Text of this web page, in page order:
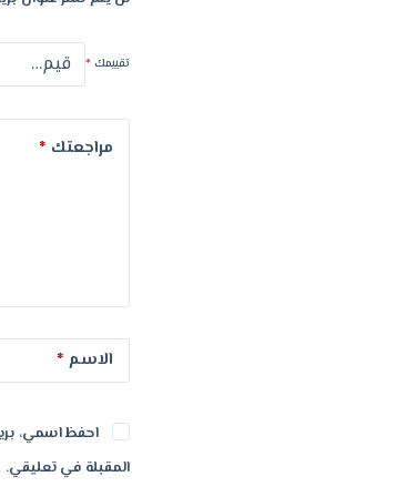
تقييمك *
مراجعتك *
الاسم*
احفظ اسمي،
المقبلة في تعليقي.